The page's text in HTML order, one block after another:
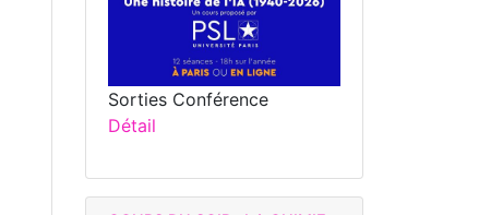
Sorties Conférence
Détail